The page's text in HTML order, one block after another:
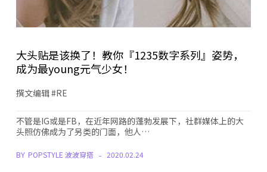
大头贴是该换了！教你『1235数字系列』姿势，
成为最young元气少女！
撰文编辑 #RE
不管是IG或是FB，在近年网路的蓬勃发展下，社群媒体上的大
头照仿佛成为了另类的门面，他人…
BY POPSTYLE 波波穿搭 2020.02.24